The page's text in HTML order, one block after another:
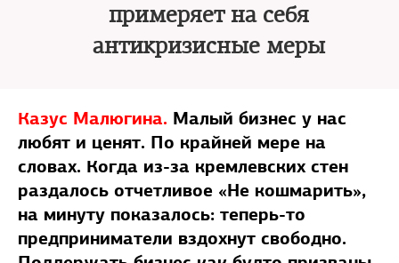
примеряет на себя
антикризисные меры
Казус Малюгина. Малый бизнес у нас
любят и ценят. По крайней мере на
словах. Когда из-за кремлевских стен
раздалось отчетливое «Не кошмарить»,
на минуту показалось: теперь-то
предприниматели вздохнут свободно.